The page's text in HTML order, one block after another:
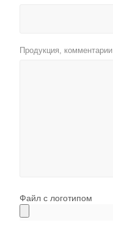
Продукция, комментарии
Файл с логотипом